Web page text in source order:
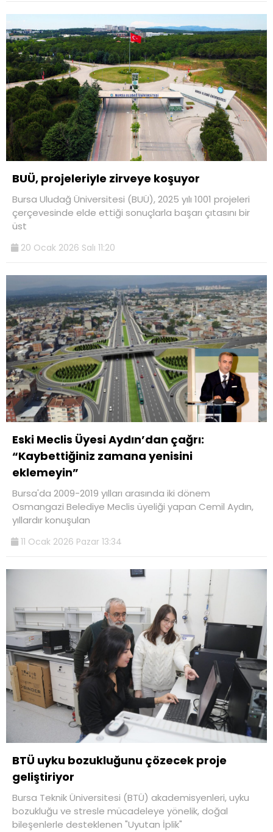
BUÜ, projeleriyle zirveye koşuyor
Bursa Uludağ Üniversitesi (BUÜ), 2025 yılı 1001 projeleri
çerçevesinde elde ettiği sonuçlarla başarı çıtasını bir
üst
20 Ocak 2026 Salı 11:20
Eski Meclis Üyesi Aydın’dan çağrı:
“Kaybettiğiniz zamana yenisini
eklemeyin”
Bursa'da 2009-2019 yılları arasında iki dönem
Osmangazi Belediye Meclis üyeliği yapan Cemil Aydın,
yıllardır konuşulan
11 Ocak 2026 Pazar 13:34
BTÜ uyku bozukluğunu çözecek proje
geliştiriyor
Bursa Teknik Üniversitesi (BTÜ) akademisyenleri, uyku
bozukluğu ve stresle mücadeleye yönelik, doğal
bileşenlerle desteklenen "Uyutan İplik"